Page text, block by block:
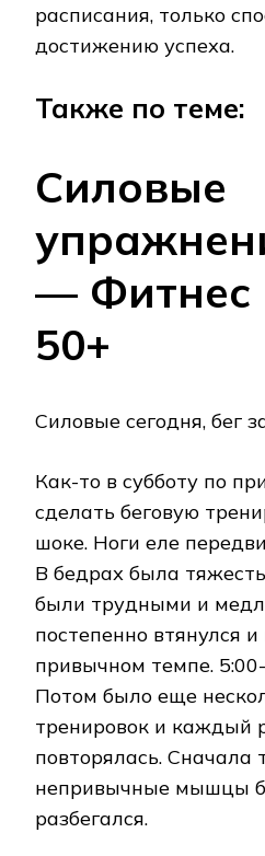
расписания, только
достижению успеха.
Также по теме:
Силовые
— Фитнес
50+
Силовые сегодня, бег
Как-то в субботу по
сделать беговую
шоке. Ноги еле
В бедрах была
были трудными и
постепенно втянулся
привычном темпе.
Потом было еще
тренировок и каждый
повторялась. Сначала
непривычные мышцы
разбегался.